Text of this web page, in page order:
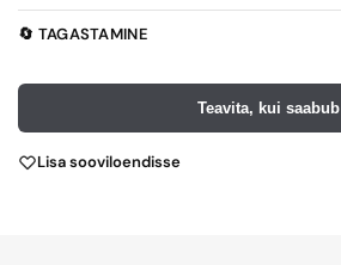
🔄 TAGASTAMINE
Teavita, kui saabub
Lisa sooviloendisse